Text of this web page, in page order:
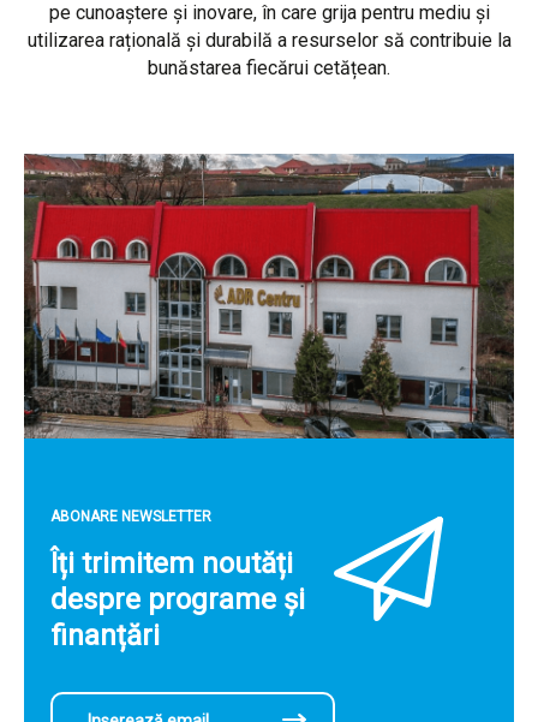
pe cunoaștere și inovare, în care grija pentru mediu și
utilizarea rațională și durabilă a resurselor să contribuie la
bunăstarea fiecărui cetățean.
ABONARE NEWSLETTER
Îți trimitem noutăți
despre programe și
finanțări